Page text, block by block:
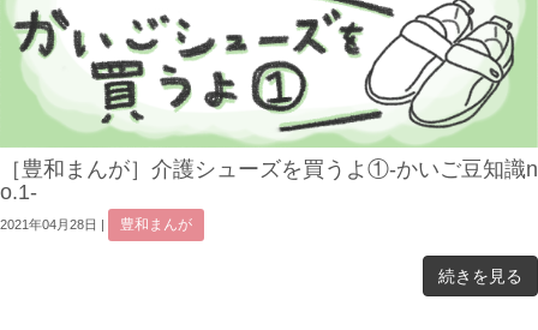
［豊和まんが］介護シューズを買うよ①-かいご豆知識n
o.1-
2021年04月28日 豊和まんが
続きを見る